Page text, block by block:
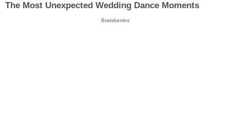
The Most Unexpected Wedding Dance Moments
Brainberries